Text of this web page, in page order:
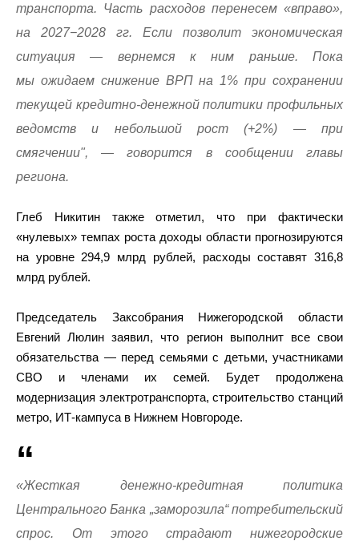
транспорта. Часть расходов перенесем «вправо»,
на 2027−2028 гг. Если позволит экономическая
ситуация — вернемся к ним раньше. Пока
мы ожидаем снижение ВРП на 1% при сохранении
текущей кредитно-денежной политики профильных
ведомств и небольшой рост (+2%) — при
смягчении", — говорится в сообщении главы
региона.
Глеб Никитин также отметил, что при фактически
«нулевых» темпах роста доходы области прогнозируются
на уровне 294,9 млрд рублей, расходы составят 316,8
млрд рублей.
Председатель Заксобрания Нижегородской области
Евгений Люлин заявил, что регион выполнит все свои
обязательства — перед семьями с детьми, участниками
СВО и членами их семей. Будет продолжена
модернизация электротранспорта, строительство станций
метро, ИТ-кампуса в Нижнем Новгороде.
«Жесткая денежно-кредитная политика
Центрального Банка „заморозила“ потребительский
спрос. От этого страдают нижегородские